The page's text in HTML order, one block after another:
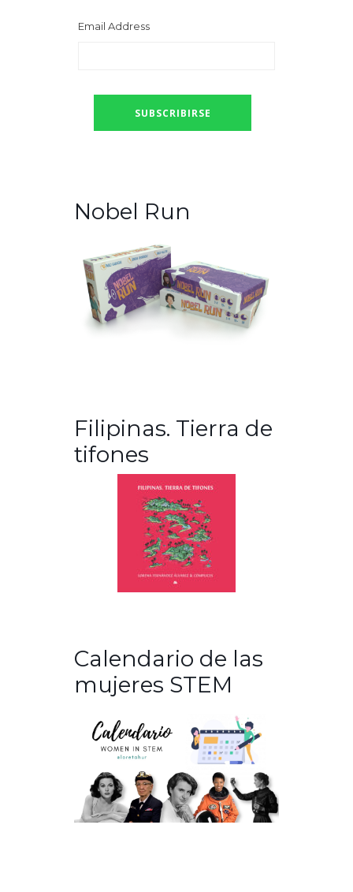
Email Address
Nobel Run
Filipinas. Tierra de
tifones
Calendario de las
mujeres STEM